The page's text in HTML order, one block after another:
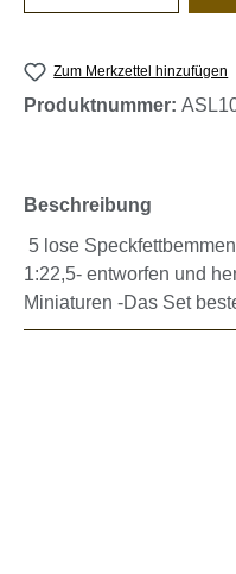
Zum Merkzettel hinzufügen
Produktnummer:
Beschreibung
5 lose
1:22,5- entworfen und
Miniaturen -Das Set